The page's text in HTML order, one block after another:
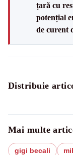
țară cu
potențial
de curent
Distribuie
Mai multe
gigi becali